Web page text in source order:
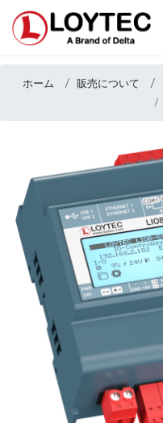
ホーム 販売について